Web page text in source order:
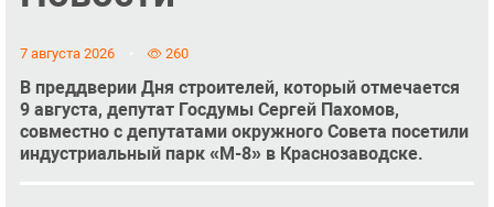
7 августа 2026 260
В преддверии Дня строителей, который отмечается
9 августа, депутат Госдумы Сергей Пахомов,
совместно с депутатами окружного Совета посетили
индустриальный парк «М-8» в Краснозаводске.